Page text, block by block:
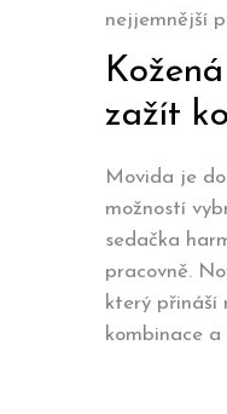
nejjemnější
zažít
Movida je
možností
sedačka
pracovně.
který přináší
kombinace